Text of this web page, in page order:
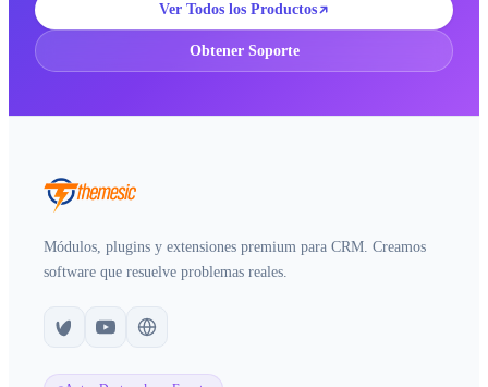
Ver Todos los Productos
Obtener Soporte
Módulos, plugins y extensiones premium para CRM. Creamos
software que resuelve problemas reales.